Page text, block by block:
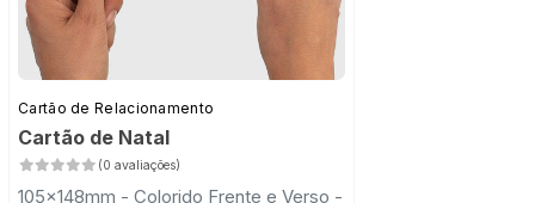
Cartão de Relacionamento
Cartão de Natal
(0 avaliações)
105x148mm - Colorido Frente e Verso -